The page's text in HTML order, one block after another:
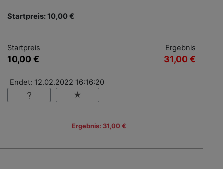
Startpreis: 10,00 €
Startpreis
10,00 €
Ergebnis
31,00 €
Endet: 12.02.2022 16:16:20
Ergebnis: 31,00 €